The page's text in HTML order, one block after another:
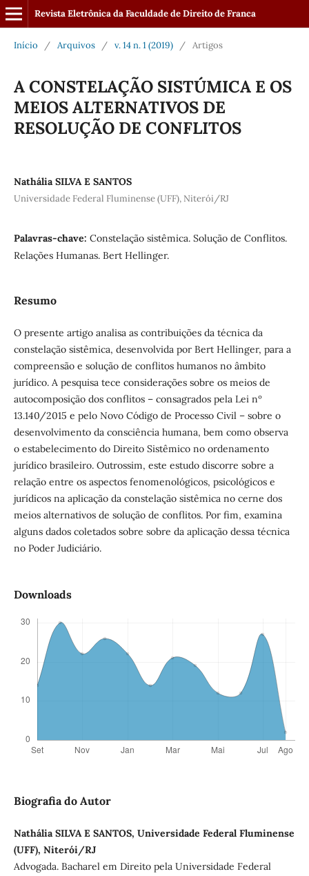
Revista Eletrônica da Faculdade de Direito de Franca
Início / Arquivos / v. 14 n. 1 (2019) / Artigos
A CONSTELAÇÃO SISTÚMICA E OS
MEIOS ALTERNATIVOS DE
RESOLUÇÃO DE CONFLITOS
Nathália SILVA E SANTOS
Universidade Federal Fluminense (UFF), Niterói/RJ
Palavras-chave: Constelação sistêmica. Solução de Conflitos.
Relações Humanas. Bert Hellinger.
Resumo
O presente artigo analisa as contribuições da técnica da
constelação sistêmica, desenvolvida por Bert Hellinger, para a
compreensão e solução de conflitos humanos no âmbito
jurídico. A pesquisa tece considerações sobre os meios de
autocomposição dos conflitos – consagrados pela Lei nº
13.140/2015 e pelo Novo Código de Processo Civil – sobre o
desenvolvimento da consciência humana, bem como observa
o estabelecimento do Direito Sistêmico no ordenamento
jurídico brasileiro. Outrossim, este estudo discorre sobre a
relação entre os aspectos fenomenológicos, psicológicos e
jurídicos na aplicação da constelação sistêmica no cerne dos
meios alternativos de solução de conflitos. Por fim, examina
alguns dados coletados sobre sobre da aplicação dessa técnica
no Poder Judiciário.
Downloads
Biografia do Autor
Nathália SILVA E SANTOS, Universidade Federal Fluminense
(UFF), Niterói/RJ
Advogada. Bacharel em Direito pela Universidade Federal